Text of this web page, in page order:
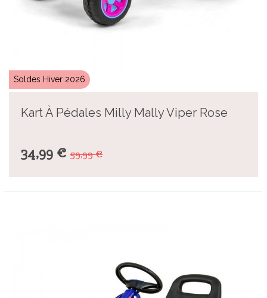
Soldes Hiver 2026
Kart À Pédales Milly Mally Viper Rose
34,99 € 59,99 €